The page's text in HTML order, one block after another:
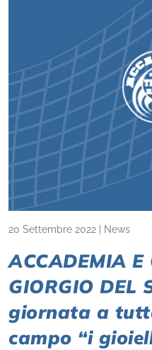
20 Settembre 2022 News
ACCADEMIA E
GIORGIO DEL
giornata a
campo “i